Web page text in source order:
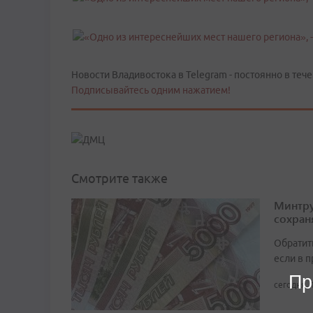
Новости Владивостока в Telegram - постоянно в
Подписывайтесь одним нажатием!
Смотрите также
если в
сегодня,